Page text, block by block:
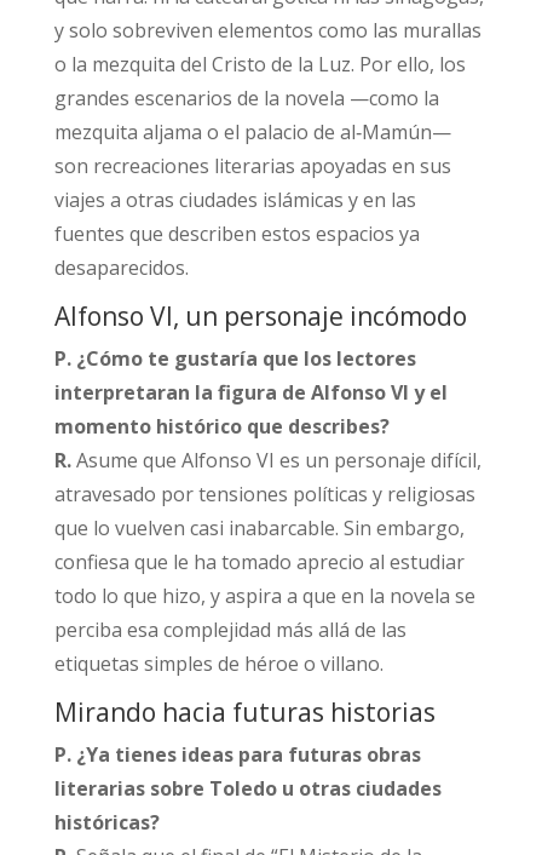
y solo sobreviven elementos como las murallas
o la mezquita del Cristo de la Luz. Por ello, los
grandes escenarios de la novela —como la
mezquita aljama o el palacio de al‑Mamún—
son recreaciones literarias apoyadas en sus
viajes a otras ciudades islámicas y en las
fuentes que describen estos espacios ya
desaparecidos.​
Alfonso VI, un personaje incómodo
P. ¿Cómo te gustaría que los lectores
interpretaran la figura de Alfonso VI y el
momento histórico que describes?
R.Asume que Alfonso VI es un personaje difícil,
atravesado por tensiones políticas y religiosas
que lo vuelven casi inabarcable. Sin embargo,
confiesa que le ha tomado aprecio al estudiar
todo lo que hizo, y aspira a que en la novela se
perciba esa complejidad más allá de las
etiquetas simples de héroe o villano.​
Mirando hacia futuras historias
P. ¿Ya tienes ideas para futuras obras
literarias sobre Toledo u otras ciudades
históricas?